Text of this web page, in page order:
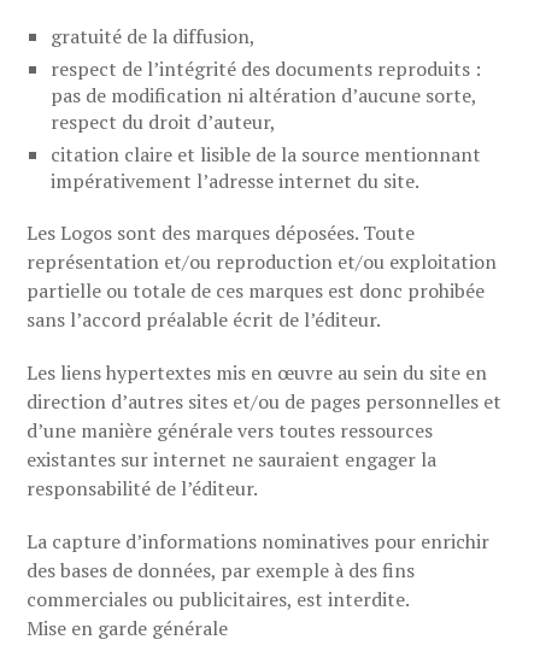
gratuité de la diffusion,
respect de l’intégrité des documents reproduits :
pas de modification ni altération d’aucune sorte,
respect du droit d’auteur,
citation claire et lisible de la source mentionnant
impérativement l’adresse internet du site.
Les Logos sont des marques déposées. Toute
représentation et/ou reproduction et/ou exploitation
partielle ou totale de ces marques est donc prohibée
sans l’accord préalable écrit de l’éditeur.
Les liens hypertextes mis en œuvre au sein du site en
direction d’autres sites et/ou de pages personnelles et
d’une manière générale vers toutes ressources
existantes sur internet ne sauraient engager la
responsabilité de l’éditeur.
La capture d’informations nominatives pour enrichir
des bases de données, par exemple à des fins
commerciales ou publicitaires, est interdite.
Mise en garde générale